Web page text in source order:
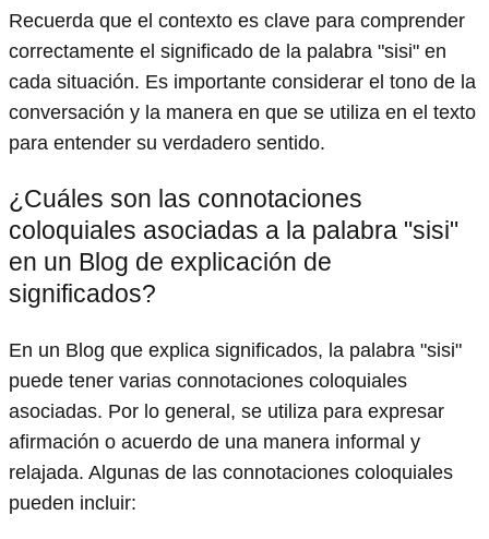
Recuerda que el contexto es clave para comprender
correctamente el significado de la palabra "sisi" en
cada situación. Es importante considerar el tono de la
conversación y la manera en que se utiliza en el texto
para entender su verdadero sentido.
¿Cuáles son las connotaciones
coloquiales asociadas a la palabra "sisi"
en un Blog de explicación de
significados?
En un Blog que explica significados, la palabra "sisi"
puede tener varias connotaciones coloquiales
asociadas. Por lo general, se utiliza para expresar
afirmación o acuerdo de una manera informal y
relajada. Algunas de las connotaciones coloquiales
pueden incluir: